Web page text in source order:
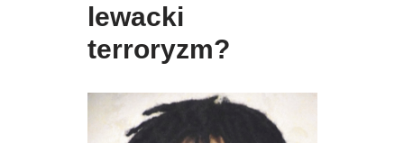
lewacki
terroryzm?